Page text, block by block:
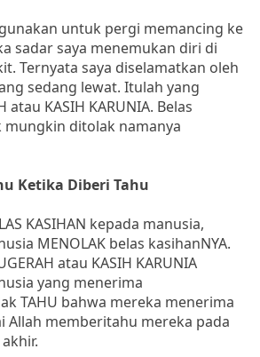
untuk pergi memancing ke
sadar saya menemukan diri di
Ternyata saya diselamatkan oleh
sedang lewat. Itulah yang
atau KASIH KARUNIA. Belas
mungkin ditolak namanya
Ketika Diberi Tahu
KASIHAN kepada manusia,
MENOLAK belas kasihanNYA.
atau KASIH KARUNIA
yang menerima
TAHU bahwa mereka menerima
Allah memberitahu mereka pada